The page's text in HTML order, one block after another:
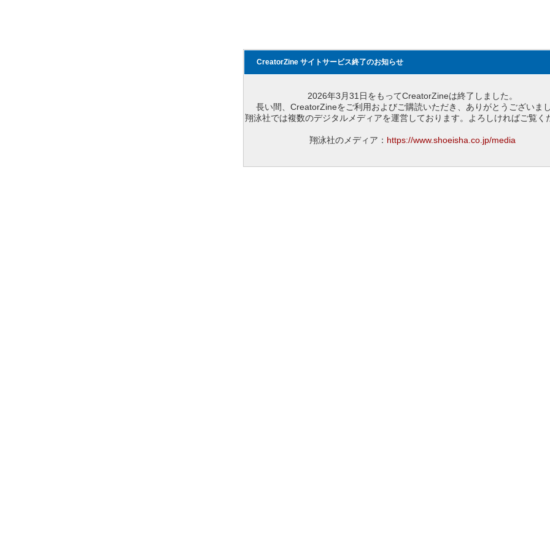
CreatorZine サイトサービス終了のお知らせ
2026年3月31日をもってCreatorZineは終了しました。
長い間、CreatorZineをご利用およびご購読いただき、ありがとうございまし
翔泳社では複数のデジタルメディアを運営しております。よろしければご覧く
翔泳社のメディア： https://www.shoeisha.co.jp/media